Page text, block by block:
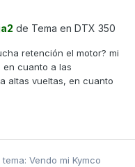
de Tema en DTX 350
retención el motor? mi
en cuanto a las
altas vueltas, en cuanto
Vendo mi Kymco